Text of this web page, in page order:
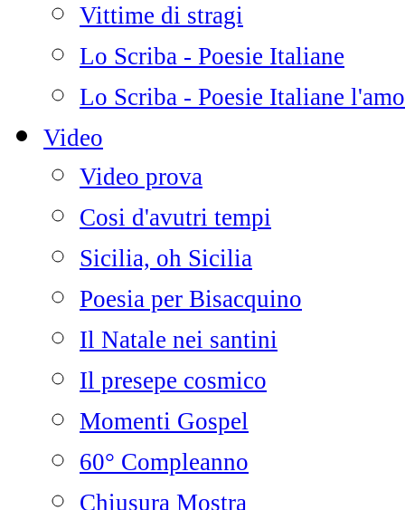
Vittime di stragi
Lo Scriba - Poesie Italiane
Lo Scriba - Poesie Italiane
Video
Video prova
Cosi d'avutri tempi
Sicilia, oh Sicilia
Poesia per Bisacquino
Il Natale nei santini
Il presepe cosmico
Momenti Gospel
60° Compleanno
Chiusura Mostra